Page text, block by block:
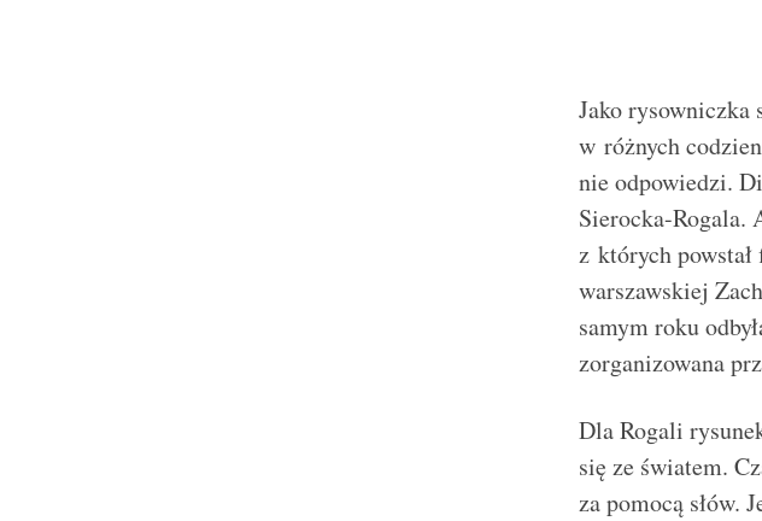
Jako rysowniczka
w różnych
nie odpowiedzi.
Sierocka-Rogala.
z których
warszawskiej
samym roku
zorganizowana
Dla Rogali
się ze światem.
za pomocą słów.